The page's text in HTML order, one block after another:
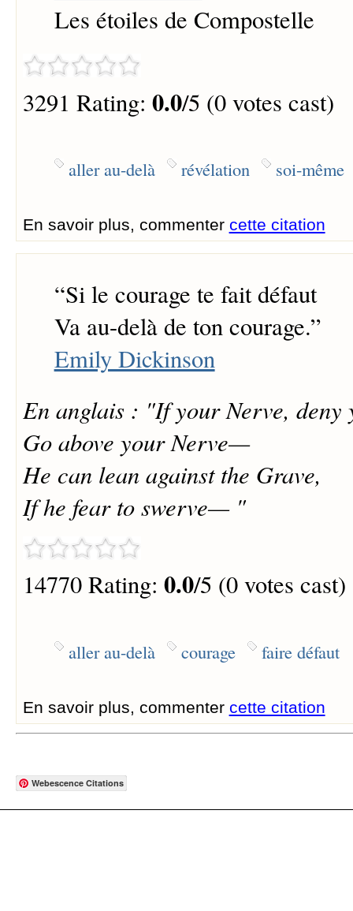
Les étoiles de Compostelle
3291 Rating: 0.0/5 (0 votes cast)
aller au-delà révélation soi-même
En savoir plus, commenter cette citation
“Si le courage te fait défaut
Va au-delà de ton courage.”
Emily Dickinson
En anglais : "If your Nerve,
Go above your Nerve—
He can lean against the Grave,
If he fear to swerve— "
14770 Rating: 0.0/5 (0 votes cast)
aller au-delà courage faire défaut
En savoir plus, commenter cette citation
Webescence Citations